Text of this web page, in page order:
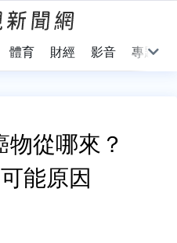
體育 財經 影音 專題
物從哪來？
能原因